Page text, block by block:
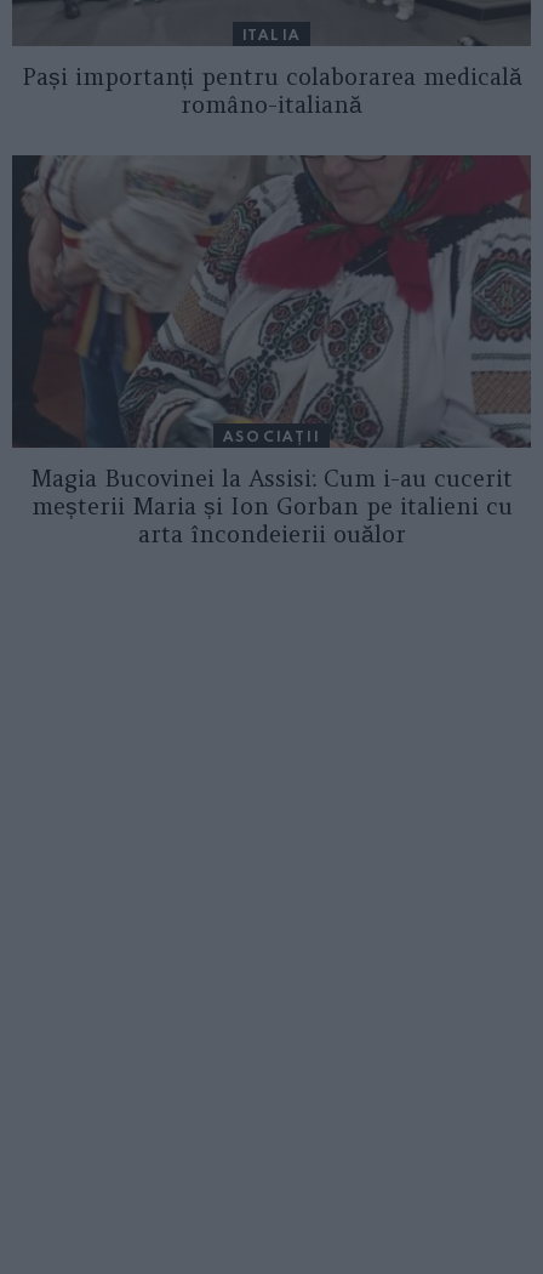
ITALIA
Pași importanți pentru colaborarea medicală
româno-italiană
ASOCIAŢII
Magia Bucovinei la Assisi: Cum i-au cucerit
meșterii Maria și Ion Gorban pe italieni cu
arta încondeierii ouălor